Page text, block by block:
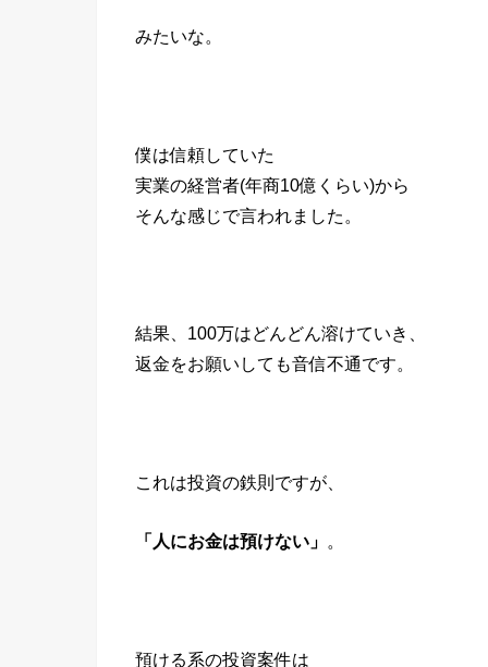
みたいな。
僕は信頼していた
実業の経営者(年商10億くらい)から
そんな感じで言われました。
結果、100万はどんどん溶けていき、
返金をお願いしても音信不通です。
これは投資の鉄則ですが、
「人にお金は預けない」 。
預ける系の投資案件は